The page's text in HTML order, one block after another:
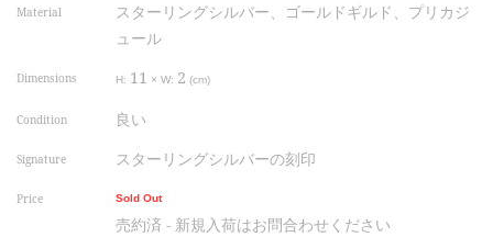
Material
スターリングシルバー、ゴールドギルド、プリカジ
ュール
Dimensions H: 11 × W: 2 (cm)
Condition 良い
Signature スターリングシルバーの刻印
Price Sold Out
売約済 - 新規入荷はお問合わせください